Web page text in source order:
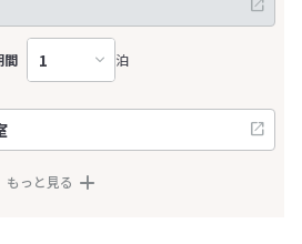
間 泊
もっと見る